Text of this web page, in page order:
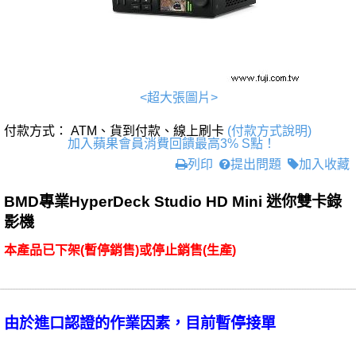
<超大張圖片>
付款方式： ATM、貨到付款、線上刷卡 (付款方式說明)
加入蘋果會員消費回饋最高3% S點！
列印
提出問題 加入收藏
BMD專業HyperDeck Studio HD Mini 迷你雙卡錄
影機
本產品已下架(暫停銷售)或停止銷售(生產)
由於進口認證的作業因素，目前暫停接單